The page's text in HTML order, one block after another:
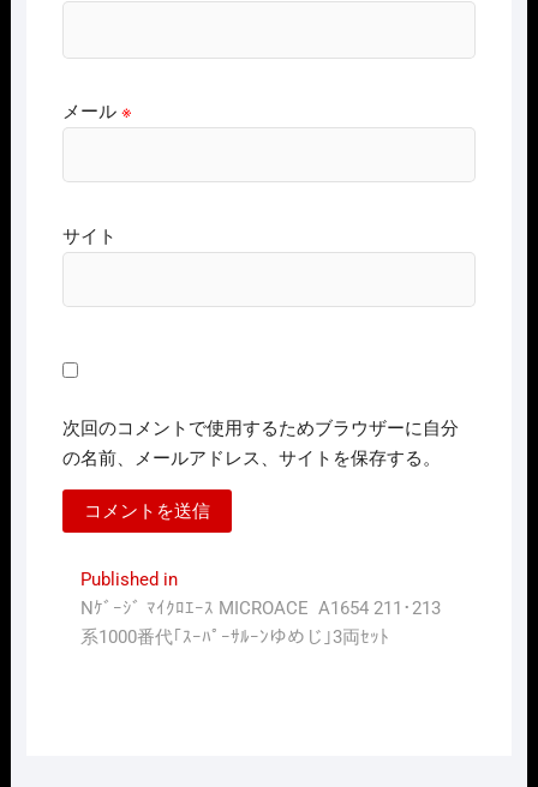
メール ※
サイト
次回のコメントで使用するためブラウザーに自分
の名前、メールアドレス、サイトを保存する。
投
稿
Published in
Nｹﾞｰｼﾞ ﾏｲｸﾛｴｰｽ MICROACE A1654 211･213
系1000番代｢ｽｰﾊﾟｰｻﾙｰﾝゆめじ｣3両ｾｯﾄ